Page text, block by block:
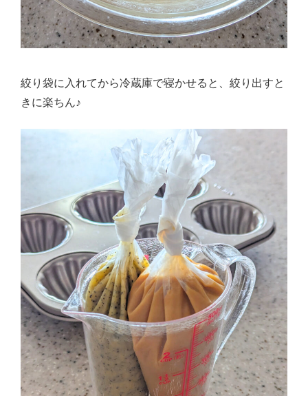
絞り袋に入れてから冷蔵庫で寝かせると、絞り出すと
きに楽ちん♪